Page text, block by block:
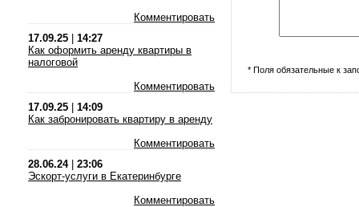
Комментировать
17.09.25
14:27
Как оформить аренду квартиры в
налоговой
Комментировать
17.09.25
14:09
Как забронировать квартиру в аренду
Комментировать
28.06.24| 23:06
Эскорт-услуги в Екатеринбурге
Комментировать
* Поля обязательные к